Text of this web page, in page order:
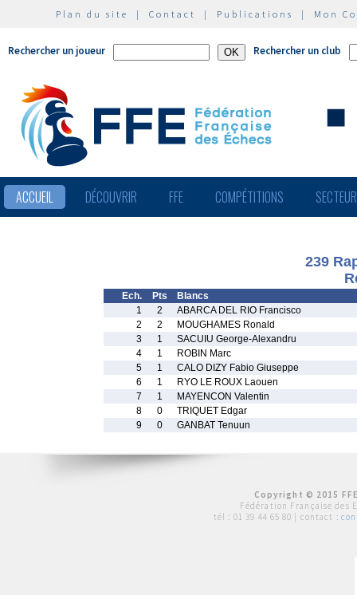
Plan du site | Contact | Publications | Mon
Rechercher un joueur Rechercher un club
ACCUEIL DÉCOUVRIR FFE COMPÉTITIONS
239
Ech. Pts
Blancs
1
2
ABARCA DEL RIO Francisco
2
2
MOUGHAMES Ronald
3
1
SACUIU George-Alexandru
4
1
ROBIN Marc
5
1
CALO DIZY Fabio Giuseppe
6
1
RYO LE ROUX Laouen
7
1
MAYENCON Valentin
8
0
TRIQUET Edgar
9
0 GANBAT Tenuun
Copyright © 2015
Fédération Française des
tél : 01 39 44 65 80 | contact :